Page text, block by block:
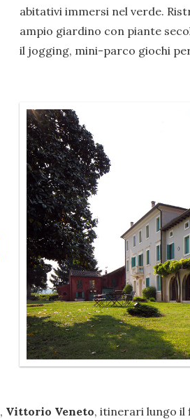
abitativi immersi nel verde.
ampio giardino con piante
il jogging, mini-parco giochi
, Vittorio Veneto, itinerari lungo il